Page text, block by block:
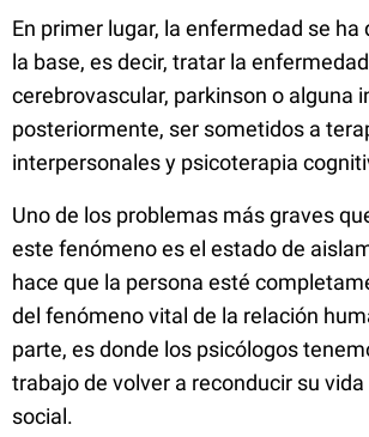
En primer lugar, la enfermedad se ha
la base, es decir, tratar la enfermedad
cerebrovascular, parkinson o alguna
posteriormente, ser sometidos a
interpersonales y psicoterapia
Uno de los problemas más graves
este fenómeno es el estado de
hace que la persona esté
del fenómeno vital de la relación
parte, es donde los psicólogos
trabajo de volver a reconducir su
social.